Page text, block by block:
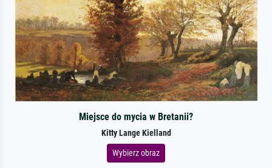
Miejsce do mycia w Bretanii?
Kitty Lange Kielland
Wybierz obraz